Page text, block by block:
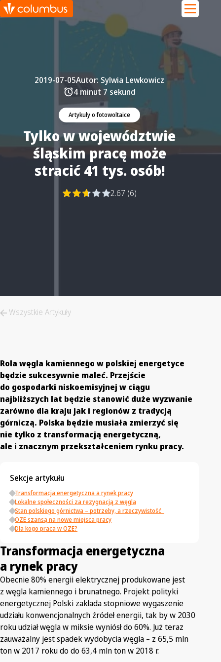
Artykuły o fotowoltaice
2019-07-05Autor: Sylwia Lewkowicz
4 minut 7 sekund
Tylko w województwie
śląskim pracę może
stracić 41 tys. osób!
2.67 (6)
Wszystkie Artykuły
Rola węgla kamiennego w polskiej energetyce
będzie sukcesywnie maleć. Przejście
do gospodarki niskoemisyjnej w ciągu
najbliższych lat będzie stanowić duże wyzwanie
zarówno dla kraju jak i regionów z tradycją
górniczą. Polska będzie musiała zmierzyć się
nie tylko z transformacją energetyczną,
ale i znacznym przekształceniem rynku pracy.
Sekcje artykułu
Transformacja energetyczna a rynek pracy
Lokalne społeczności za rezygnacją z węgla
Stan polskiego górnictwa – potrzeby, a rzeczywistość
OZE szansą na nowe miejsca pracy
Dla kogo praca w OZE?
Transformacja energetyczna
a rynek pracy
Obecnie 80% energii elektrycznej produkowane jest
z węgla kamiennego i brunatnego. Projekt polityki
energetycznej Polski zakłada stopniowe wygaszenie
udziału konwencjonalnych źródeł energii, tak by w 2030
roku udział węgla w miksie wyniósł do 60%. Już teraz
zauważalny jest spadek wydobycia węgla – z 65,5 mln
ton w 2017 roku do do 63,4 mln ton w 2018 r.